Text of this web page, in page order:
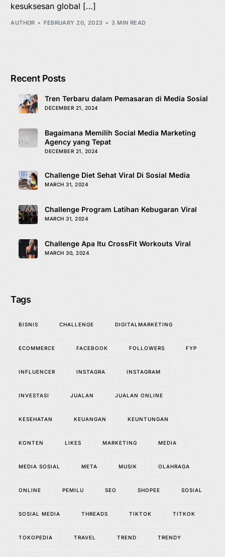
kesuksesan global […]
AUTHOR FEBRUARY 20, 2023 3 MIN READ
Recent Posts
Tren Terbaru dalam Pemasaran di Media Sosial
DECEMBER 21, 2024
Bagaimana Memilih Social Media Marketing
Agency yang Tepat
DECEMBER 21, 2024
Challenge Diet Sehat Viral Di Sosial Media
MARCH 31, 2024
Challenge Program Latihan Kebugaran Viral
MARCH 31, 2024
Challenge Apa Itu CrossFit Workouts Viral
MARCH 30, 2024
Tags
BISNIS CHALLENGE DIGITALMARKETING
ECOMMERCE FACEBOOK FOLLOWERS FYP
INFLUENCER INSTAGRA INSTAGRAM
INVESTASI JUALAN JUALAN ONLINE
KESEHATAN KEUANGAN KEUNTUNGAN
KONTEN LIKES MARKETING MEDIA
MEDIA SOSIAL META MUSIK OLAHRAGA
ONLINE PEMILU SEO SHOPEE SOSIAL
SOSIAL MEDIA THREADS TIKTOK TITKOK
TOKOPEDIA TRAVEL TREND TRENDY